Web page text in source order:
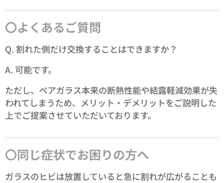
〇よくあるご質問
Q. 割れた側だけ交換することはできますか？
A. 可能です。
ただし、ペアガラス本来の断熱性能や結露軽減効果が失
われてしまうため、メリット・デメリットをご説明した
上でご提案させていただいております。
〇同じ症状でお困りの方へ
ガラスのヒビは放置していると急に割れが広がることも